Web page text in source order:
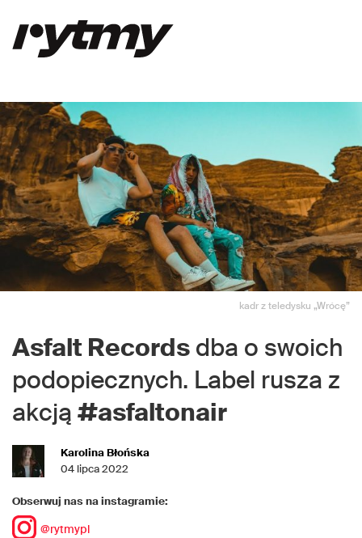
kadr z teledysku „Wrócę”
Asfalt Records dba o swoich
podopiecznych. Label rusza z
akcją #asfaltonair
Karolina Błońska
04 lipca 2022
Obserwuj nas na instagramie:
@rytmypl